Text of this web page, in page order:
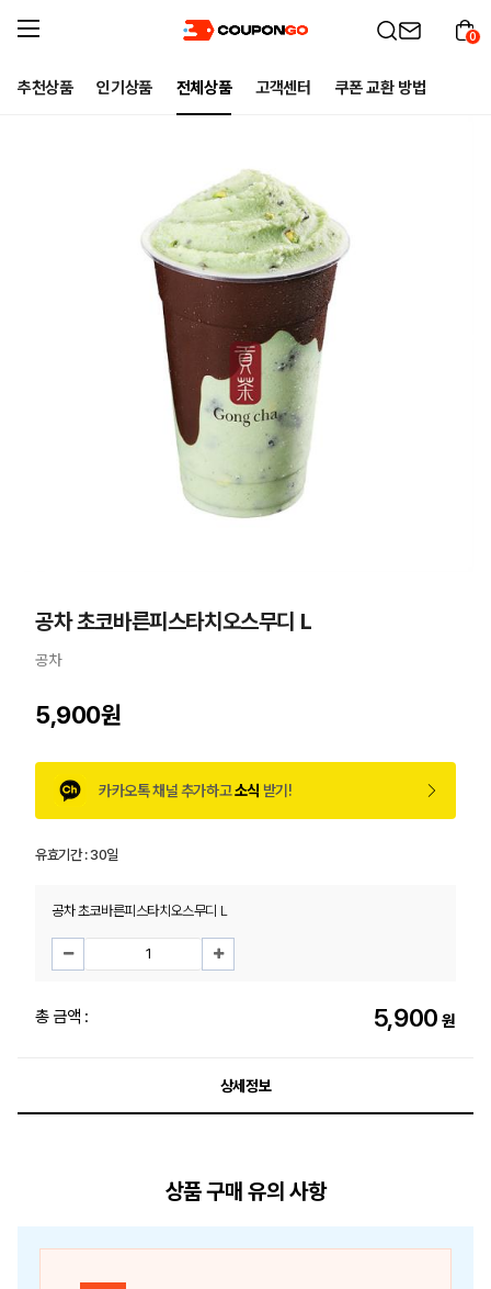
추천상품 인기상품 전체상품 고객센터 쿠폰 교환 방법
0
공차 초코바른피스타치오스무디 L
공차
5,900원
카카오톡 채널 추가하고소식 받기!
유효기간 :30일
공차 초코바른피스타치오스무디 L
총 금액 : 5,900 원
상세정보
상품 구매 유의 사항